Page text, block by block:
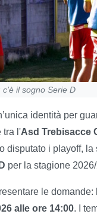
il sogno Serie D
identità per
tra l'Asd Trebisacce
disputato i playoff,
per la stagione
le domande:
alle ore 14:00. I